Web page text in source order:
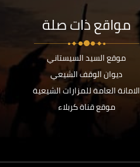
مواقع ذات صلة
موقع السيد السيستاني
ديوان الوقف الشيعي
الامانة العامة للمزارات الشيعية
موقع قناة كربلاء